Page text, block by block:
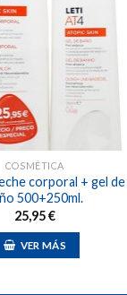
a la
lista de
deseos
COSMÉTICA
corporal + gel de
500+250ml.
25,95€
VER MÁS